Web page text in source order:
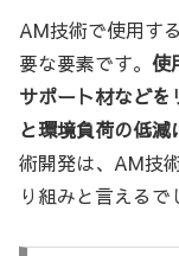
AM技術で使用す
要な要素です。 使
サポート材などを
と環境負荷の低減
術開発は、AM技
り組みと言えるで